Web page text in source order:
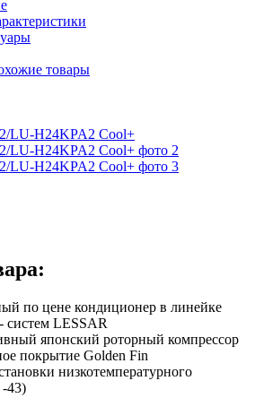
по цене кондиционер в линейке
систем LESSAR
японский роторный компрессор
покрытие Golden Fin
низкотемпературного
-43)